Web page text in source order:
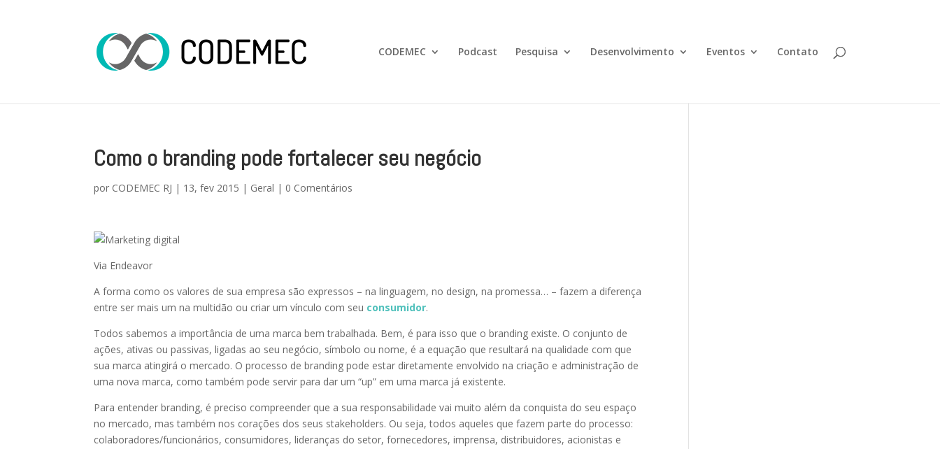
CODEMEC Podcast Pesquisa Desenvolvimento Eventos Contato
Como o branding pode fortalecer seu negócio
por CODEMEC RJ | 13, fev 2015 | Geral | 0 Comentários
Via Endeavor
A forma como os valores de sua empresa são expressos – na linguagem, no design, na promessa… – fazem a diferença
entre ser mais um na multidão ou criar um vínculo com seu consumidor.
Todos sabemos a importância de uma marca bem trabalhada. Bem, é para isso que o branding existe. O conjunto de
ações, ativas ou passivas, ligadas ao seu negócio, símbolo ou nome, é a equação que resultará na qualidade com que
sua marca atingirá o mercado. O processo de branding pode estar diretamente envolvido na criação e administração de
uma nova marca, como também pode servir para dar um “up” em uma marca já existente.
Para entender branding, é preciso compreender que a sua responsabilidade vai muito além da conquista do seu espaço
no mercado, mas também nos corações dos seus stakeholders. Ou seja, todos aqueles que fazem parte do processo:
colaboradores/funcionários, consumidores, lideranças do setor, fornecedores, imprensa, distribuidores, acionistas e